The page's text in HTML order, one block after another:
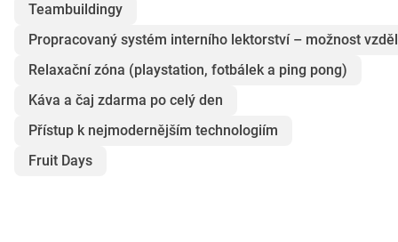
Teambuildingy
Propracovaný systém interního lektorství – možnost
Relaxační zóna (playstation, fotbálek a ping pong)
Káva a čaj zdarma po celý den
Přístup k nejmodernějším technologiím
Fruit Days